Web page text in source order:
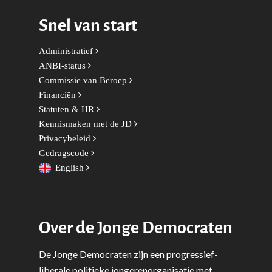
Snel van start
Administratief
ANBI-status
Commissie van Beroep
Financiën
Statuten & HR
Kennismaken met de JD
Privacybeleid
Gedragscode
English
Over de Jonge Democraten
De Jonge Democraten zijn een progressief-